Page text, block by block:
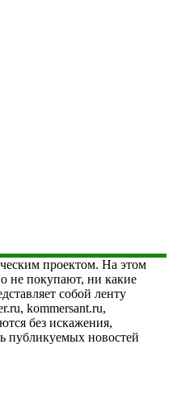
проектом. На этом
не покупают, ни какие
собой ленту
kommersant.ru,
без искажения,
публикуемых новостей